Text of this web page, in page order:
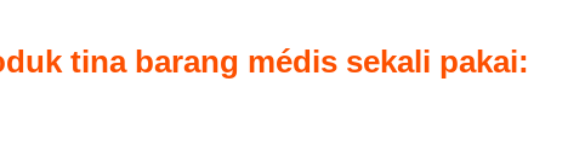
tina barang médis sekali pakai: